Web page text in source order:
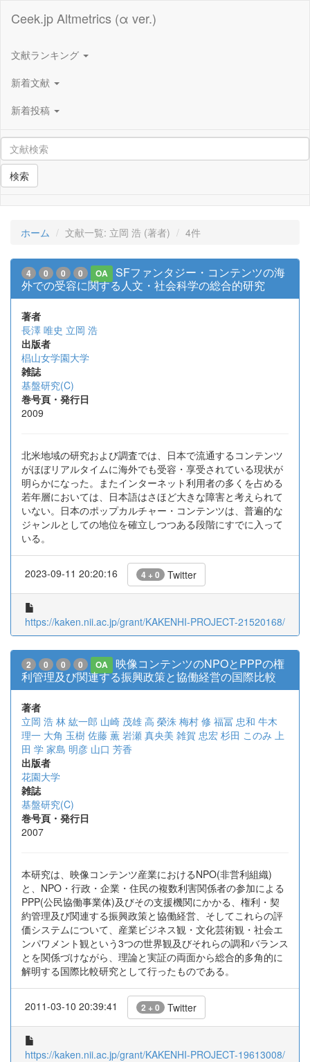
Ceek.jp Altmetrics (α ver.)
文献ランキング
新着文献
新着投稿
検索
ホーム 文献一覧: 立岡 浩 (著者) 4件
4 0 0 0 OA
SFファンタジー・コンテンツの海
外での受容に関する人文・社会科学の総合的研究
著者
長澤 唯史 立岡 浩
出版者
椙山女学園大学
雑誌
基盤研究(C)
巻号頁・発行日
2009
北米地域の研究および調査では、日本で流通するコンテンツ
がほぼリアルタイムに海外でも受容・享受されている現状が
明らかになった。またインターネット利用者の多くを占める
若年層においては、日本語はさほど大きな障害と考えられて
いない。日本のポップカルチャー・コンテンツは、普遍的な
ジャンルとしての地位を確立しつつある段階にすでに入って
いる。
2023-09-11 20:20:16 4 + 0 Twitter
https://kaken.nii.ac.jp/grant/KAKENHI-PROJECT-21520168/
2 0 0 0 OA
映像コンテンツのNPOとPPPの権
利管理及び関連する振興政策と協働経営の国際比較
著者
立岡 浩 林 紘一郎 山崎 茂雄 高 榮洙 梅村 修 福冨 忠和 牛木
理一 大角 玉樹 佐藤 薫 岩瀬 真央美 雑賀 忠宏 杉田 このみ 上
田 学 家島 明彦 山口 芳香
出版者
花園大学
雑誌
基盤研究(C)
巻号頁・発行日
2007
本研究は、映像コンテンツ産業におけるNPO(非営利組織)
と、NPO・行政・企業・住民の複数利害関係者の参加による
PPP(公民協働事業体)及びその支援機関にかかる、権利・契
約管理及び関連する振興政策と協働経営、そしてこれらの評
価システムについて、産業ビジネス観・文化芸術観・社会エ
ンパワメント観という3つの世界観及びそれらの調和バランス
とを関係づけながら、理論と実証の両面から総合的多角的に
解明する国際比較研究として行ったものである。
2011-03-10 20:39:41 2 + 0 Twitter
https://kaken.nii.ac.jp/grant/KAKENHI-PROJECT-19613008/